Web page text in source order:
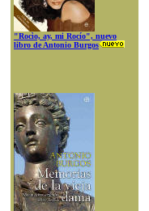
"Rocìo, ay, mi Rocío", nuevo
libro de Antonio Burgos